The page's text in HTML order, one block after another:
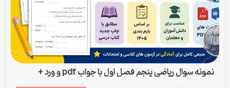
نمونه سوال ریاضی پنجم فصل اول با جواب pdf و ورد +